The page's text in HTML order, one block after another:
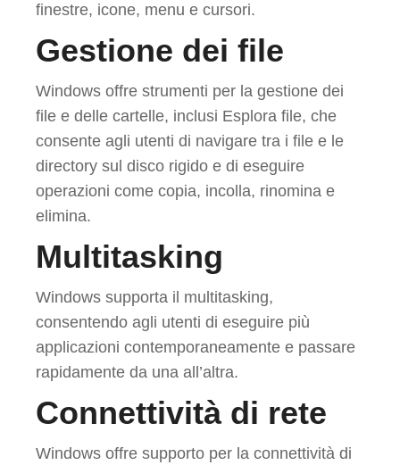
finestre, icone, menu e cursori.
Gestione dei file
Windows offre strumenti per la gestione dei
file e delle cartelle, inclusi Esplora file, che
consente agli utenti di navigare tra i file e le
directory sul disco rigido e di eseguire
operazioni come copia, incolla, rinomina e
elimina.
Multitasking
Windows supporta il multitasking,
consentendo agli utenti di eseguire più
applicazioni contemporaneamente e passare
rapidamente da una all’altra.
Connettività di rete
Windows offre supporto per la connettività di